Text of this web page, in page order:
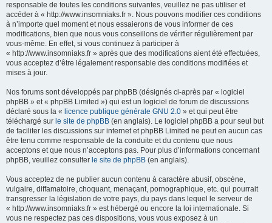
responsable de toutes les conditions suivantes, veuillez ne pas utiliser et
accéder à « http://www.insomniaks.fr ». Nous pouvons modifier ces conditions
à n’importe quel moment et nous essaierons de vous informer de ces
modifications, bien que nous vous conseillons de vérifier régulièrement par
vous-même. En effet, si vous continuez à participer à
« http://www.insomniaks.fr » après que des modifications aient été effectuées,
vous acceptez d’être légalement responsable des conditions modifiées et
mises à jour.
Nos forums sont développés par phpBB (désignés ci-après par « logiciel
phpBB » et « phpBB Limited ») qui est un logiciel de forum de discussions
déclaré sous la « licence publique générale GNU 2.0 » et qui peut être
téléchargé sur le site de phpBB (en anglais). Le logiciel phpBB a pour seul but
de faciliter les discussions sur internet et phpBB Limited ne peut en aucun cas
être tenu comme responsable de la conduite et du contenu que nous
acceptons et que nous n’acceptons pas. Pour plus d’informations concernant
phpBB, veuillez consulter le site de phpBB (en anglais).
Vous acceptez de ne publier aucun contenu à caractère abusif, obscène,
vulgaire, diffamatoire, choquant, menaçant, pornographique, etc. qui pourrait
transgresser la législation de votre pays, du pays dans lequel le serveur de
« http://www.insomniaks.fr » est hébergé ou encore la loi internationale. Si
vous ne respectez pas ces dispositions, vous vous exposez à un